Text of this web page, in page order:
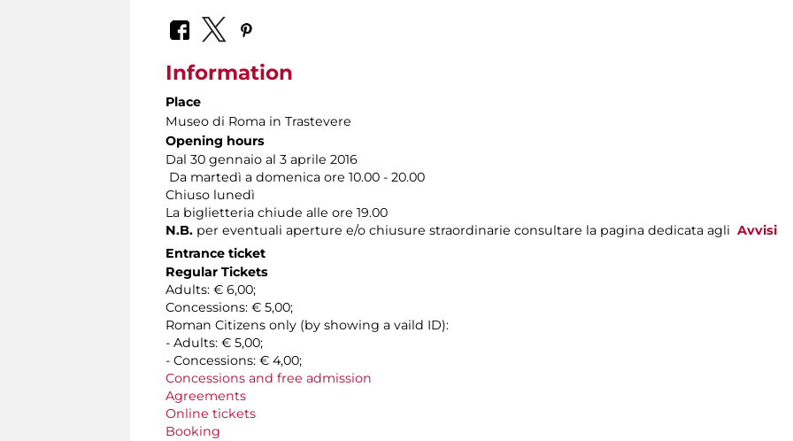
Information
Place
Museo di Roma in Trastevere
Opening hours
Dal 30 gennaio al 3 aprile 2016
Da martedì a domenica ore 10.00 - 20.00
Chiuso lunedì
La biglietteria chiude alle ore 19.00
N.B. per eventuali aperture e/o chiusure straordinarie consultare la pagina dedicata agli Avvisi
Entrance ticket
Regular Tickets
Adults: € 6,00;
Concessions: € 5,00;
Roman Citizens only (by showing a vaild ID):
- Adults: € 5,00;
- Concessions: € 4,00;
Concessions and free admission
Agreements
Online tickets
Booking